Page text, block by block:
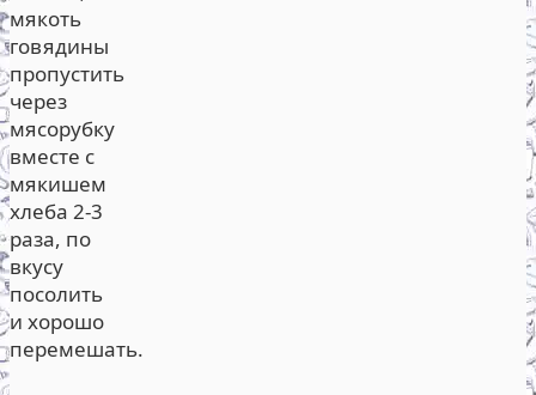
мякоть
говядины
пропустить
через
мясорубку
вместе с
мякишем
хлеба 2-3
раза, по
вкусу
посолить
и хорошо
перемешать.